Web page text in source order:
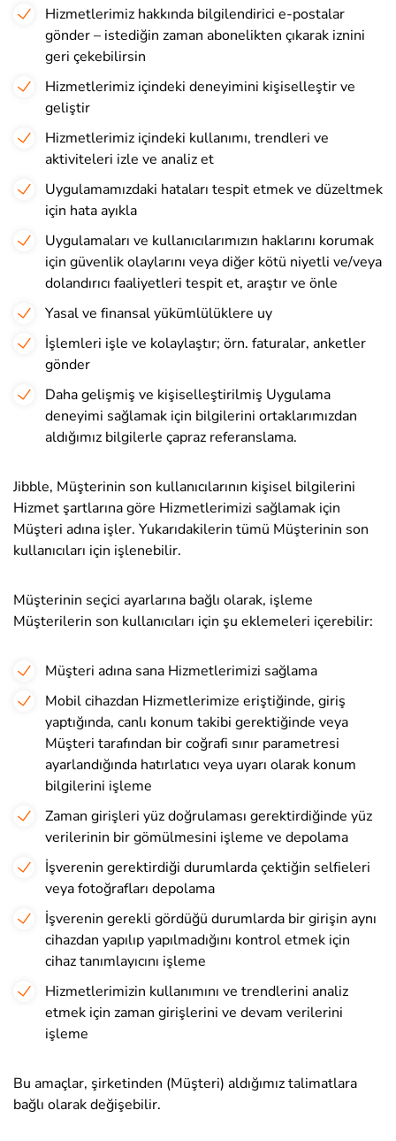
Hizmetlerimiz hakkında bilgilendirici e-postalar
gönder – istediğin zaman abonelikten çıkarak iznini
geri çekebilirsin
Hizmetlerimiz içindeki deneyimini kişiselleştir ve
geliştir
Hizmetlerimiz içindeki kullanımı, trendleri ve
aktiviteleri izle ve analiz et
Uygulamamızdaki hataları tespit etmek ve düzeltmek
için hata ayıkla
Uygulamaları ve kullanıcılarımızın haklarını korumak
için güvenlik olaylarını veya diğer kötü niyetli ve/veya
dolandırıcı faaliyetleri tespit et, araştır ve önle
Yasal ve finansal yükümlülüklere uy
İşlemleri işle ve kolaylaştır; örn. faturalar, anketler
gönder
Daha gelişmiş ve kişiselleştirilmiş Uygulama
deneyimi sağlamak için bilgilerini ortaklarımızdan
aldığımız bilgilerle çapraz referanslama.
Jibble, Müşterinin son kullanıcılarının kişisel bilgilerini
Hizmet şartlarına göre Hizmetlerimizi sağlamak için
Müşteri adına işler. Yukarıdakilerin tümü Müşterinin son
kullanıcıları için işlenebilir.
Müşterinin seçici ayarlarına bağlı olarak, işleme
Müşterilerin son kullanıcıları için şu eklemeleri içerebilir:
Müşteri adına sana Hizmetlerimizi sağlama
Mobil cihazdan Hizmetlerimize eriştiğinde, giriş
yaptığında, canlı konum takibi gerektiğinde veya
Müşteri tarafından bir coğrafi sınır parametresi
ayarlandığında hatırlatıcı veya uyarı olarak konum
bilgilerini işleme
Zaman girişleri yüz doğrulaması gerektirdiğinde yüz
verilerinin bir gömülmesini işleme ve depolama
İşverenin gerektirdiği durumlarda çektiğin selfieleri
veya fotoğrafları depolama
İşverenin gerekli gördüğü durumlarda bir girişin aynı
cihazdan yapılıp yapılmadığını kontrol etmek için
cihaz tanımlayıcını işleme
Hizmetlerimizin kullanımını ve trendlerini analiz
etmek için zaman girişlerini ve devam verilerini
işleme
Bu amaçlar, şirketinden (Müşteri) aldığımız talimatlara
bağlı olarak değişebilir.